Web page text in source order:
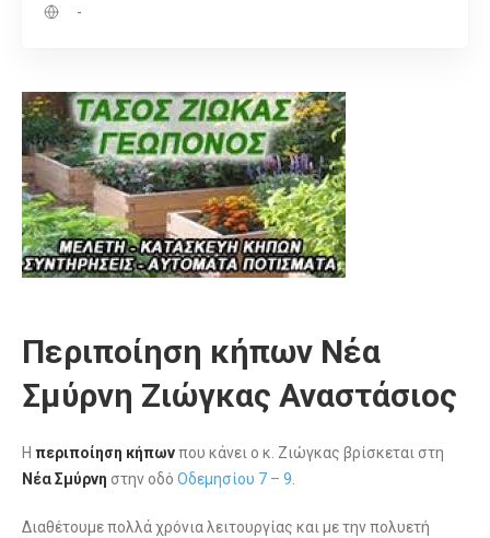
-
Περιποίηση κήπων Νέα
Σμύρνη Ζιώγκας Αναστάσιος
Η περιποίηση κήπωνπου κάνει ο κ. Ζιώγκας βρίσκεται στη
Νέα Σμύρνη στην οδό Οδεμησίου 7 – 9.
Διαθέτουμε πολλά χρόνια λειτουργίας και με την πολυετή